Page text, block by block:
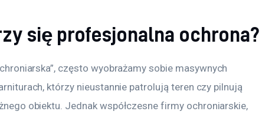
się profesjonalna ochrona?
często wyobrażamy sobie masywnych
którzy nieustannie patrolują teren czy pilnują
obiektu. Jednak współczesne firmy ochroniarskie,